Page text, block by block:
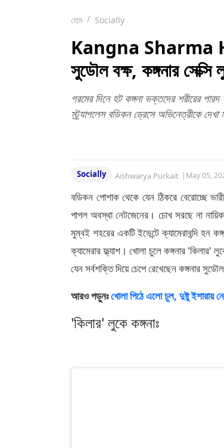
হোম
Socially
Kangna Sharma
সুডৌল বক্ষ, কঙ্গনার সেক্সি
গরমের দিনে হট কঙ্গনা ভক্তদের শরীরের
স্ট্র্যাপলেস বডিকন ড্রেসে অভিনেত্রীকে
Socially Aishwarya Purkait | May 05,
বডিকন পোশাক থেকে যেন ঠিকরে বেরোচ্ছে
পাগল অবস্থা নেটজেনের। চোখ সরছে না
মুম্বই শহরের একটি ইভেন্টে ক্যামেরাবন্দি হন
ক্যামেরার ফ্ল্যাশ। খোলা চুলে কঙ্গনার
যেন সর্বশক্তি দিয়ে চেপে রেখেছেন কঙ্গনার
আরও পড়ুনঃখোলা পিঠে এলো চুল, দুষ্টু ইশারায়
'কিলার' লুকে কঙ্গনাঃ